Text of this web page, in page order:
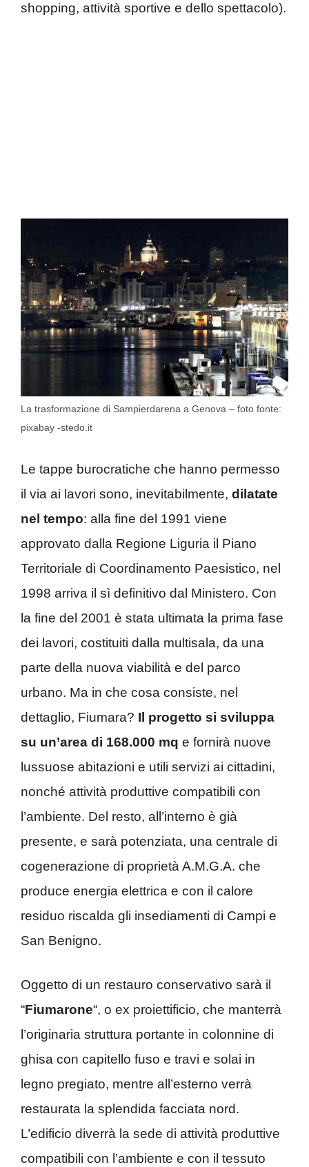
shopping, attività sportive e dello spettacolo).
La trasformazione di Sampierdarena a Genova – foto fonte:
pixabay -stedo.it
Le tappe burocratiche che hanno permesso
il via ai lavori sono, inevitabilmente, dilatate
nel tempo: alla fine del 1991 viene
approvato dalla Regione Liguria il Piano
Territoriale di Coordinamento Paesistico, nel
1998 arriva il sì definitivo dal Ministero. Con
la fine del 2001 è stata ultimata la prima fase
dei lavori, costituiti dalla multisala, da una
parte della nuova viabilità e del parco
urbano. Ma in che cosa consiste, nel
dettaglio, Fiumara? Il progetto si sviluppa
su un’area di 168.000 mq e fornirà nuove
lussuose abitazioni e utili servizi ai cittadini,
nonché attività produttive compatibili con
l’ambiente. Del resto, all’interno è già
presente, e sarà potenziata, una centrale di
cogenerazione di proprietà A.M.G.A. che
produce energia elettrica e con il calore
residuo riscalda gli insediamenti di Campi e
San Benigno.
Oggetto di un restauro conservativo sarà il
“Fiumarone“, o ex proiettificio, che manterrà
l’originaria struttura portante in colonnine di
ghisa con capitello fuso e travi e solai in
legno pregiato, mentre all’esterno verrà
restaurata la splendida facciata nord.
L’edificio diverrà la sede di attività produttive
compatibili con l’ambiente e con il tessuto